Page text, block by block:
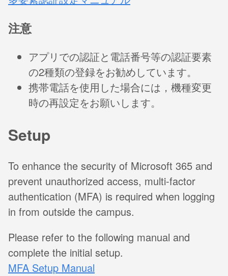
注意
アプリでの認証と電話番号等の認証要素
の2種類の登録をお勧めしています。
携帯電話を使用した場合には，機種変更
時の再設定をお願いします。
Setup
To enhance the security of Microsoft 365 and
prevent unauthorized access, multi-factor
authentication (MFA) is required when logging
in from outside the campus.
Please refer to the following manual and
complete the initial setup.
MFA Setup Manual